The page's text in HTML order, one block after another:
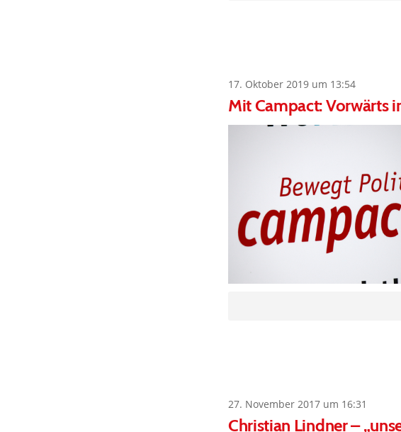
17. Oktober 2019 um 13:54
Mit Campact: Vorwärts
27. November 2017 um 16:31
Christian Lindner –